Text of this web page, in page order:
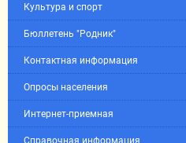
Культура и спорт
Бюллетень "Родник"
Контактная информация
Опросы населения
Интернет-приемная
Справочная информация